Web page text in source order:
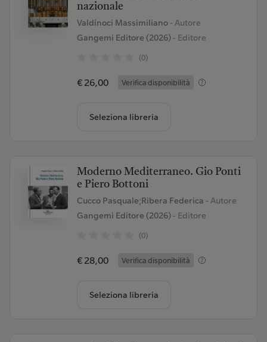
nazionale
Valdinoci Massimiliano - Autore
Gangemi Editore (2026)- Editore
(0)
€ 26,00 Verifica disponibilità
Seleziona libreria
Moderno Mediterraneo. Gio Ponti
e Piero Bottoni
Cucco Pasquale;Ribera Federica - Autore
Gangemi Editore (2026)- Editore
(0)
€ 28,00 Verifica disponibilità
Seleziona libreria